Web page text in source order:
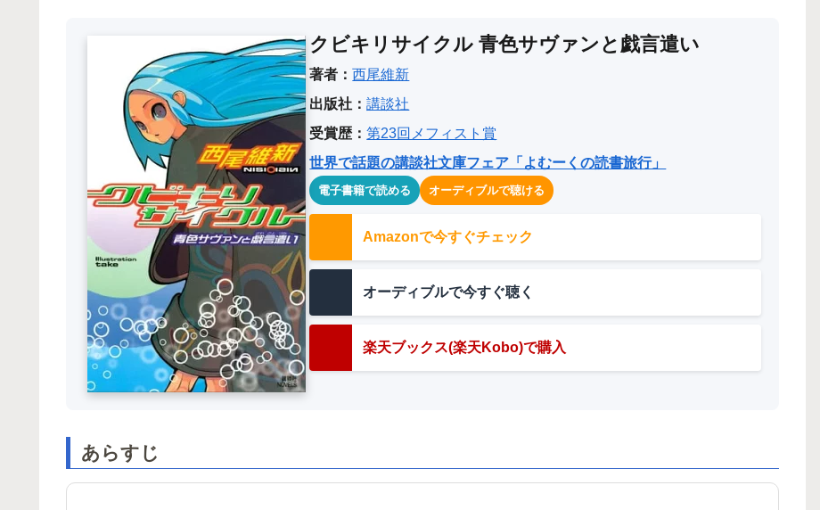
クビキリサイクル 青色サヴァンと戯言遣い
著者：西尾維新
出版社：講談社
受賞歴：第23回メフィスト賞
世界で話題の講談社文庫フェア「よむーくの読書旅行」
電子書籍で読める オーディブルで聴ける
Amazonで今すぐチェック
オーディブルで今すぐ聴く
楽天ブックス(楽天Kobo)で購入
あらすじ